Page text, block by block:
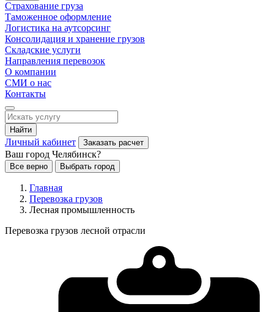
Страхование груза
Таможенное оформление
Логистика на аутсорсинг
Консолидация и хранение грузов
Складские услуги
Направления перевозок
О компании
СМИ о нас
Контакты
Найти
Личный кабинет Заказать расчет
Ваш город Челябинск?
Все верно Выбрать город
Главная
Перевозка грузов
Лесная промышленность
Перевозка грузов лесной отрасли